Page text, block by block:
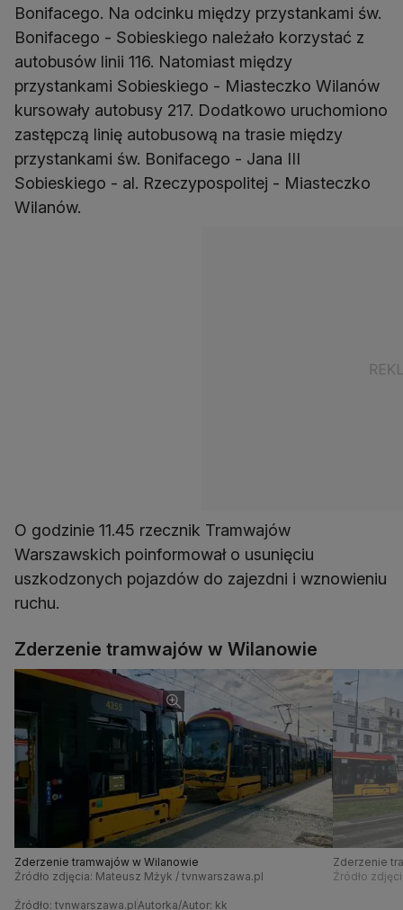
Bonifacego. Na odcinku między przystankami św.
Bonifacego - Sobieskiego należało korzystać z
autobusów linii 116. Natomiast między
przystankami Sobieskiego - Miasteczko Wilanów
kursowały autobusy 217. Dodatkowo uruchomiono
zastępczą linię autobusową na trasie między
przystankami św. Bonifacego - Jana III
Sobieskiego - al. Rzeczypospolitej - Miasteczko
Wilanów.
O godzinie 11.45 rzecznik Tramwajów
Warszawskich poinformował o usunięciu
uszkodzonych pojazdów do zajezdni i wznowieniu
ruchu.
Zderzenie tramwajów w Wilanowie
Zderzenie tramwajów w Wilanowie
Źródło zdjęcia: Mateusz Mżyk / tvnwarszawa.pl
Zderzenie
Źródło
Źródło: tvnwarszawa.pl Autorka/Autor: kk